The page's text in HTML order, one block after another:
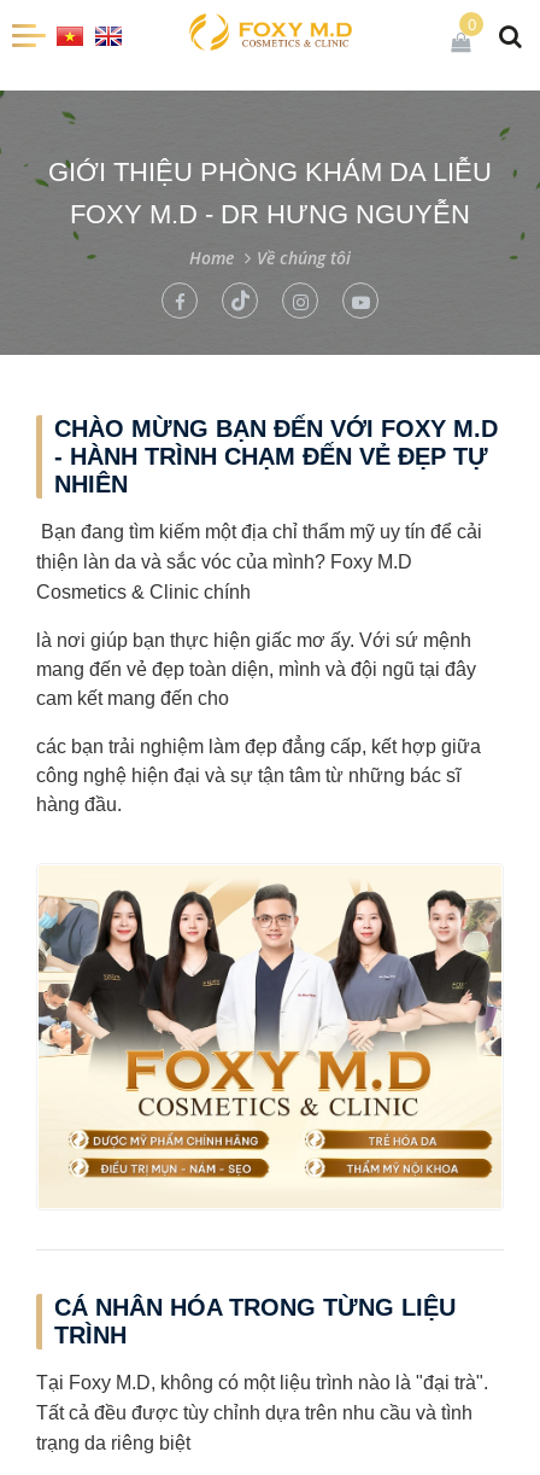
0
GIỚI THIỆU PHÒNG KHÁM DA LIỄU
FOXY M.D - DR HƯNG NGUYỄN
Home Về chúng tôi
CHÀO MỪNG BẠN ĐẾN VỚI FOXY M.D
- HÀNH TRÌNH CHẠM ĐẾN VẺ ĐẸP TỰ
NHIÊN
Bạn đang tìm kiếm một địa chỉ thẩm mỹ uy tín để cải
thiện làn da và sắc vóc của mình? Foxy M.D
Cosmetics & Clinic chính
là nơi giúp bạn thực hiện giấc mơ ấy. Với sứ mệnh
mang đến vẻ đẹp toàn diện, mình và đội ngũ tại đây
cam kết mang đến cho
các bạn trải nghiệm làm đẹp đẳng cấp, kết hợp giữa
công nghệ hiện đại và sự tận tâm từ những bác sĩ
hàng đầu.
CÁ NHÂN HÓA TRONG TỪNG LIỆU
TRÌNH
Tại Foxy M.D, không có một liệu trình nào là "đại trà".
Tất cả đều được tùy chỉnh dựa trên nhu cầu và tình
trạng da riêng biệt